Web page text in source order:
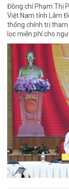
Đồng chí Phạm Thị
Việt Nam tỉnh Lâm
thống chính trị
lọc miễn phí cho